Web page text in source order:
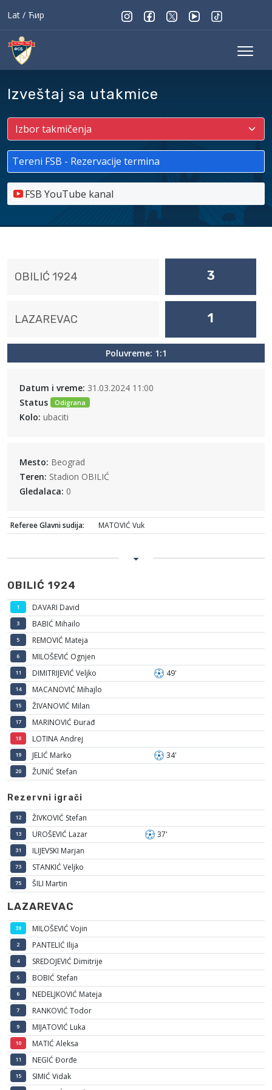
Lat / Ћир
Izveštaj sa utakmice
Tereni FSB - Rezervacije termina
FSB YouTube kanal
OBILIĆ 1924 3
LAZAREVAC 1
Poluvreme: 1:1
Datum i vreme: 31.03.2024 11:00
Status
Odigrana
Kolo: ubaciti
Mesto: Beograd
Teren: Stadion OBILIĆ
Gledalaca: 0
Referee Glavni sudija: MATOVIĆ Vuk
OBILIĆ 1924
1 DAVARI David
3 BABIĆ Mihailo
5 REMOVIĆ Mateja
6 MILOŠEVIĆ Ognjen
11 DIMITRIJEVIĆ Veljko 49'
14 MACANOVIĆ Mihajlo
15 ŽIVANOVIĆ Milan
17 MARINOVIĆ Đurađ
18 LOTINA Andrej
19 JELIĆ Marko 34'
20 ŽUNIĆ Stefan
Rezervni igrači
12 ŽIVKOVIĆ Stefan
13 UROŠEVIĆ Lazar 37'
31 ILIJEVSKI Marjan
73 STANKIĆ Veljko
75 ŠILI Martin
LAZAREVAC
39 MILOŠEVIĆ Vojin
2 PANTELIĆ Ilija
4 SREDOJEVIĆ Dimitrije
5 BOBIĆ Stefan
6 NEDELJKOVIĆ Mateja
7 RANKOVIĆ Todor
9 MIJATOVIĆ Luka
10 MATIĆ Aleksa
11 NEGIĆ Đorđe
15 SIMIĆ Vidak